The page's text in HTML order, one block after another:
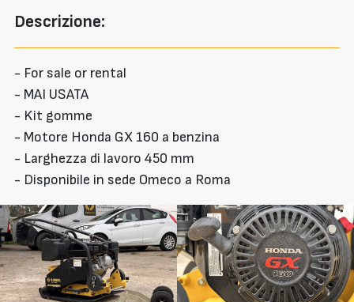
Descrizione:
- For sale or rental
- MAI USATA
- Kit gomme
- Motore Honda GX 160 a benzina
- Larghezza di lavoro 450 mm
- Disponibile in sede Omeco a Roma